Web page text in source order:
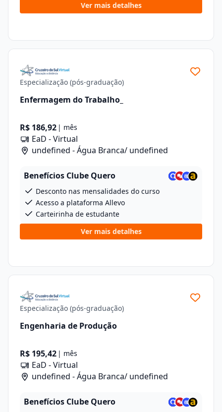
Ver mais detalhes
Especialização (pós-graduação)
Enfermagem do Trabalho_
R$ 186,92 | mês
EaD - Virtual
undefined - Água Branca/ undefined
Benefícios Clube Quero
Desconto nas mensalidades do curso
Acesso a plataforma Allevo
Carteirinha de estudante
Ver mais detalhes
Especialização (pós-graduação)
Engenharia de Produção
R$ 195,42 | mês
EaD - Virtual
undefined - Água Branca/ undefined
Benefícios Clube Quero